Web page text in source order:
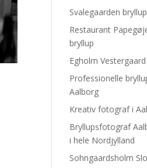
Svalegaarden bryllup
Restaurant
bryllup
Egholm
Professionelle
Aalborg
Kreativ fotograf i
Bryllupsfotograf
i hele Nordjylland
Sohngaardsholm